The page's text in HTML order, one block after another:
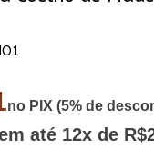
no PIX (5% de
até 12x de